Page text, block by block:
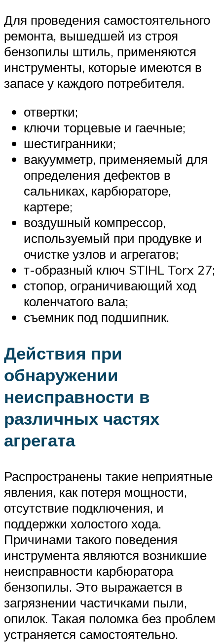
Для проведения самостоятельного
ремонта, вышедшей из строя
бензопилы штиль, применяются
инструменты, которые имеются в
запасе у каждого потребителя.
отвертки;
ключи торцевые и гаечные;
шестигранники;
вакуумметр, применяемый для
определения дефектов в
сальниках, карбюраторе,
картере;
воздушный компрессор,
используемый при продувке и
очистке узлов и агрегатов;
т-образный ключ STIHL Torx 27;
стопор, ограничивающий ход
коленчатого вала;
съемник под подшипник.
Действия при
обнаружении
неисправности в
различных частях
агрегата
Распространены такие неприятные
явления, как потеря мощности,
отсутствие подключения, и
поддержки холостого хода.
Причинами такого поведения
инструмента являются возникшие
неисправности карбюратора
бензопилы. Это выражается в
загрязнении частичками пыли,
опилок. Такая поломка без проблем
устраняется самостоятельно.